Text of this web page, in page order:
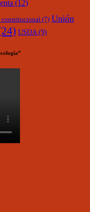
(12)
(7) Unión
USDA (9)